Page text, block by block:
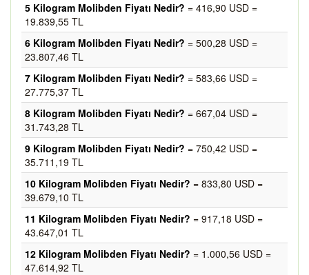
5 Kilogram Molibden Fiyatı Nedir? = 416,90 USD =
19.839,55 TL
6 Kilogram Molibden Fiyatı Nedir? = 500,28 USD =
23.807,46 TL
7 Kilogram Molibden Fiyatı Nedir? = 583,66 USD =
27.775,37 TL
8 Kilogram Molibden Fiyatı Nedir? = 667,04 USD =
31.743,28 TL
9 Kilogram Molibden Fiyatı Nedir? = 750,42 USD =
35.711,19 TL
10 Kilogram Molibden Fiyatı Nedir? = 833,80 USD =
39.679,10 TL
11 Kilogram Molibden Fiyatı Nedir? = 917,18 USD =
43.647,01 TL
12 Kilogram Molibden Fiyatı Nedir? = 1.000,56 USD =
47.614,92 TL